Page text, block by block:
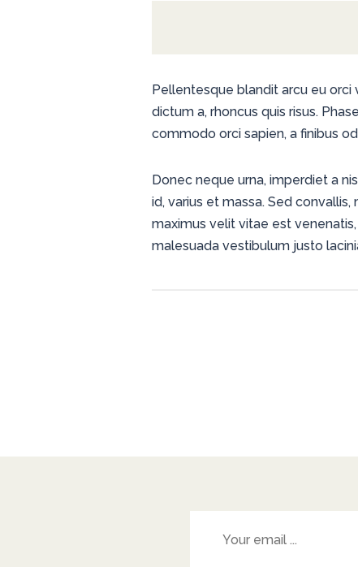
Pellentesque blandit arcu eu orci
dictum a, rhoncus quis risus.
commodo orci sapien, a finibus
Donec neque urna, imperdiet a
id, varius et massa. Sed
maximus velit vitae est
malesuada vestibulum justo